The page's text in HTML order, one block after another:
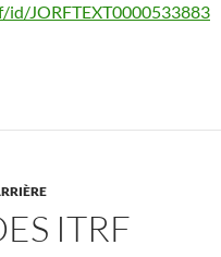
JORFTEXT0000533883
ITRF